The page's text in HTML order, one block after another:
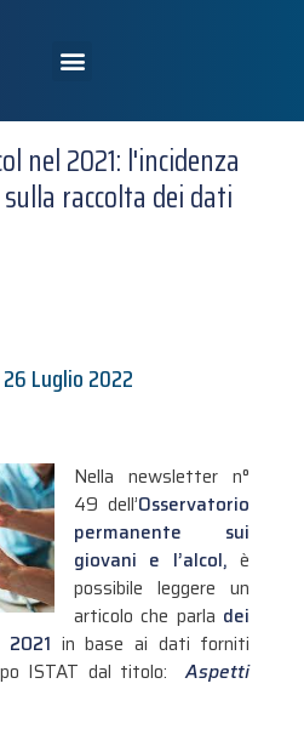
nel 2021: l'incidenza
raccolta dei dati
26 Luglio 2022
Nella newsletter n°
49 dell’Osservatorio
permanente sui
giovani e l’alcol, è
possibile leggere un
articolo che parla dei
in base ai dati forniti
ISTAT dal titolo:Aspetti